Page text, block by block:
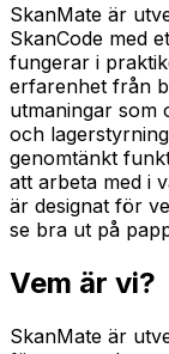
SkanMate är
SkanCode med
fungerar i
erfarenhet från
utmaningar som
och
genomtänkt
att arbeta med i
är designat för
se bra ut på
Vem är vi?
SkanMate är